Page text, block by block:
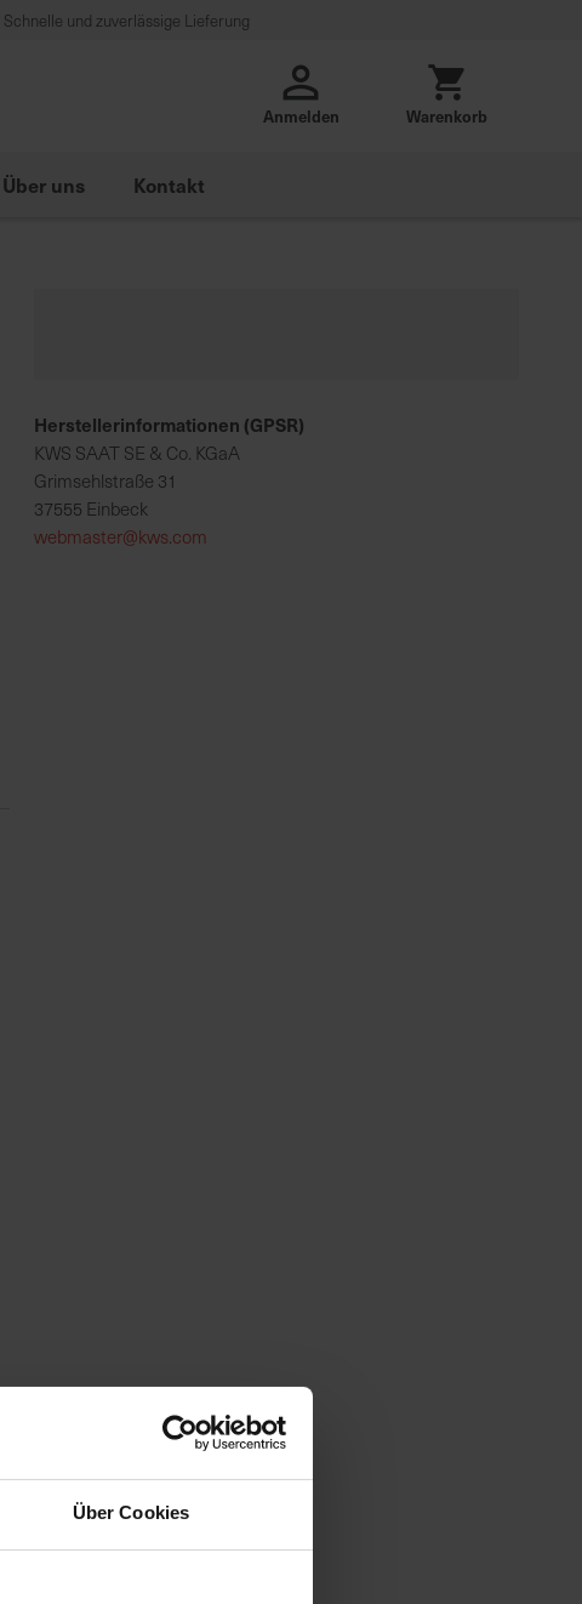
Über Cookies
Schnelle und zuverlässige Lieferung
Anmelden Warenkorb
Über uns Kontakt
Herstellerinformationen (GPSR)
KWS SAAT SE & Co. KGaA
Grimsehlstraße 31
37555 Einbeck
webmaster@kws.com